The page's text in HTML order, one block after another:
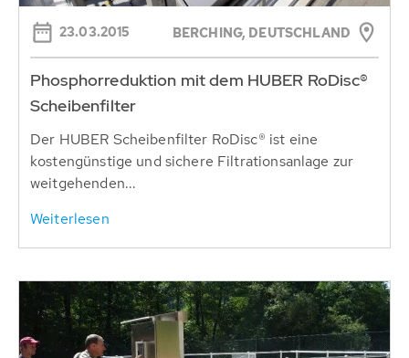
23.03.2015 BERCHING, DEUTSCHLAND
Phosphorreduktion mit dem HUBER RoDisc®
Scheibenfilter
Der HUBER Scheibenfilter RoDisc® ist eine
kostengünstige und sichere Filtrationsanlage zur
weitgehenden...
Weiterlesen